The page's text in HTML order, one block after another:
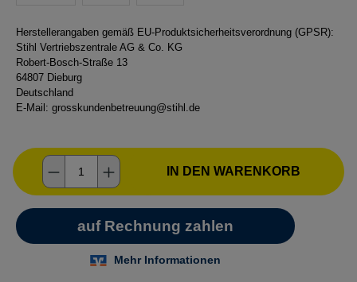
Herstellerangaben gemäß EU-Produktsicherheitsverordnung (GPSR):
Stihl Vertriebszentrale AG & Co. KG
Robert-Bosch-Straße 13
64807 Dieburg
Deutschland
E-Mail: grosskundenbetreuung@stihl.de
Produkt Anzahl: Gib den gewünschten
IN DEN WARENKORB